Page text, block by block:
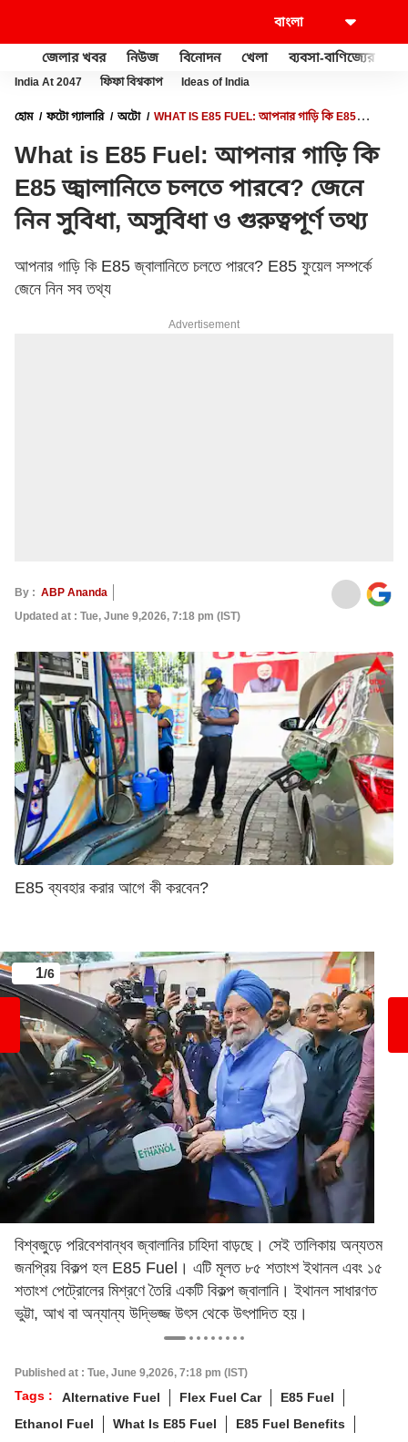
জেলার খবর নিউজ বিনোদন খেলা ব্যবসা-বাণিজ্যের
India At 2047 ফিফা বিশ্বকাপ Ideas of India
হোম ফটো গ্যালারি অটো
WHAT IS E85 FUEL: আপনার গাড়ি কি E85
What is E85 Fuel: আপনার গাড়ি কি
E85 জ্বালানিতে চলতে পারবে? জেনে
নিন সুবিধা, অসুবিধা ও গুরুত্বপূর্ণ তথ্য
আপনার গাড়ি কি E85 জ্বালানিতে চলতে পারবে? E85 ফুয়েল সম্পর্কে
জেনে নিন সব তথ্য
Advertisement
By : ABP Ananda
Updated at : Tue, June 9,2026, 7:18 pm (IST)
E85 ব্যবহার করার আগে কী করবেন?
1/6
বিশ্বজুড়ে পরিবেশবান্ধব জ্বালানির চাহিদা বাড়ছে। সেই তালিকায় অন্যতম
জনপ্রিয় বিকল্প হল E85 Fuel। এটি মূলত ৮৫ শতাংশ ইথানল এবং ১৫
শতাংশ পেট্রোলের মিশ্রণে তৈরি একটি বিকল্প জ্বালানি। ইথানল সাধারণত
ভুট্টা, আখ বা অন্যান্য উদ্ভিজ্জ উৎস থেকে উৎপাদিত হয়।
Published at : Tue, June 9,2026, 7:18 pm (IST)
Tags : Alternative Fuel Flex Fuel Car
E85 Fuel
Ethanol Fuel
What Is E85 Fuel
E85 Fuel Benefits